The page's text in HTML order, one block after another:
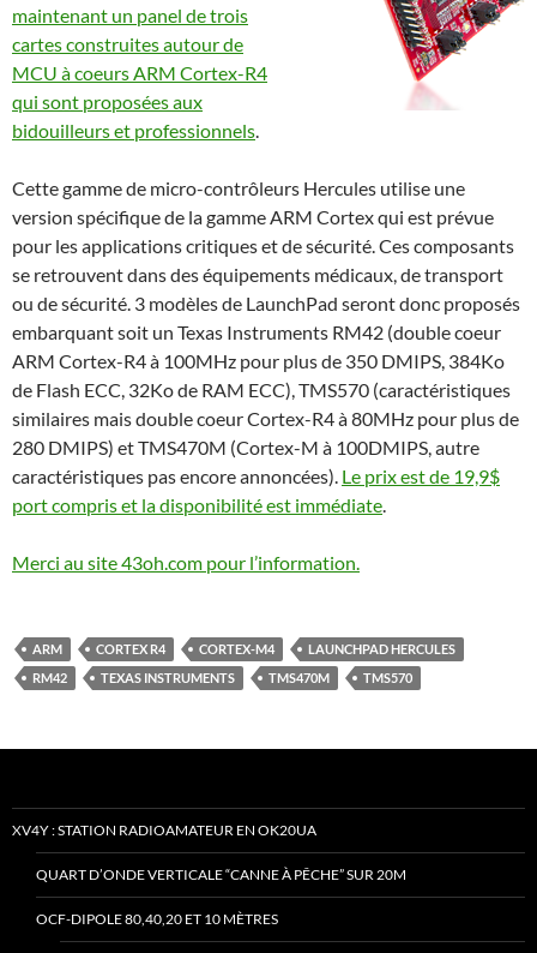
maintenant un panel de trois
cartes construites autour de
MCU à coeurs ARM Cortex-R4
qui sont proposées aux
bidouilleurs et professionnels.
Cette gamme de micro-contrôleurs Hercules utilise une
version spécifique de la gamme ARM Cortex qui est prévue
pour les applications critiques et de sécurité. Ces composants
se retrouvent dans des équipements médicaux, de transport
ou de sécurité. 3 modèles de LaunchPad seront donc proposés
embarquant soit un Texas Instruments RM42 (double coeur
ARM Cortex-R4 à 100MHz pour plus de 350 DMIPS, 384Ko
de Flash ECC, 32Ko de RAM ECC), TMS570 (caractéristiques
similaires mais double coeur Cortex-R4 à 80MHz pour plus de
280 DMIPS) et TMS470M (Cortex-M à 100DMIPS, autre
caractéristiques pas encore annoncées). Le prix est de 19,9$
port compris et la disponibilité est immédiate.
Merci au site 43oh.com pour l’information.
ARM CORTEX R4 CORTEX-M4
LAUNCHPAD HERCULES
RM42
TEXAS INSTRUMENTS TMS470M TMS570
XV4Y : STATION RADIOAMATEUR EN OK20UA
QUART D’ONDE VERTICALE “CANNE À PÊCHE” SUR 20M
OCF-DIPOLE 80,40,20 ET 10 MÈTRES